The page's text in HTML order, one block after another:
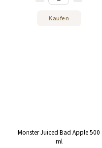
Kaufen
Monster Juiced Bad Apple 500
ml